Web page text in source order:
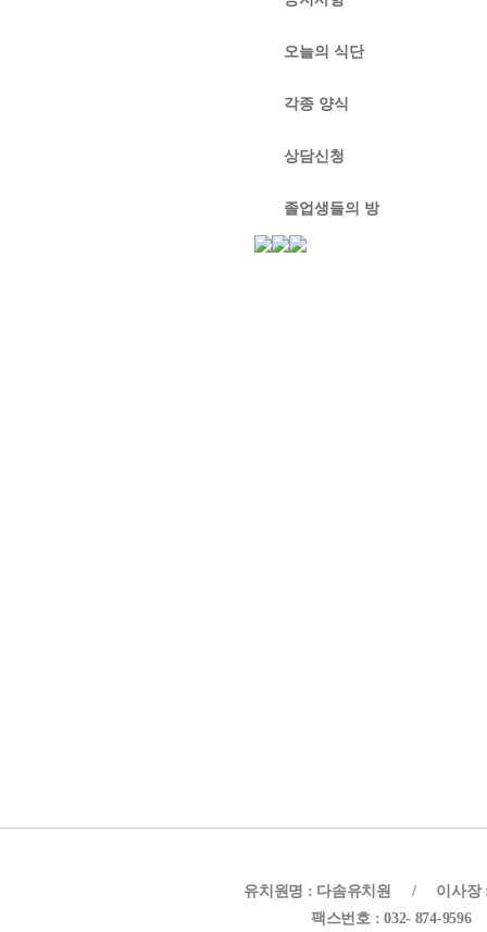
오늘의 식단
각종 양식
상담신청
졸업생들의 방
유치원명 : 다솜유치원 /
이사장
팩스번호 : 032- 874-9596